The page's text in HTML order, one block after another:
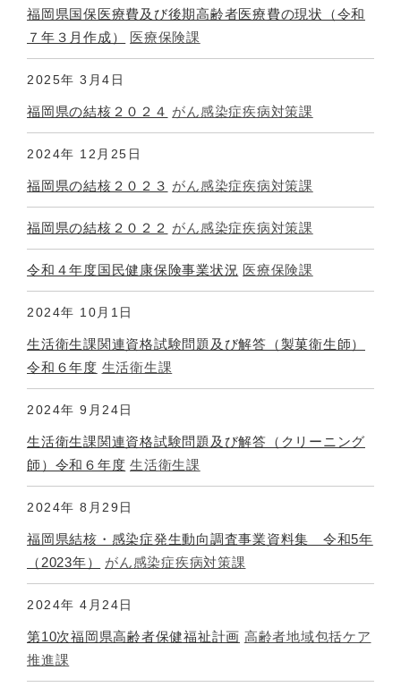
福岡県国保医療費及び後期高齢者医療費の現状（令和
７年３月作成）
医療保険課
2025年 3月4日
福岡県の結核２０２４ がん感染症疾病対策課
2024年 12月25日
福岡県の結核２０２３ がん感染症疾病対策課
福岡県の結核２０２２ がん感染症疾病対策課
令和４年度国民健康保険事業状況 医療保険課
2024年 10月1日
生活衛生課関連資格試験問題及び解答（製菓衛生師）
令和６年度 生活衛生課
2024年 9月24日
生活衛生課関連資格試験問題及び解答（クリーニング
師）令和６年度 生活衛生課
2024年 8月29日
福岡県結核・感染症発生動向調査事業資料集 令和5年
（2023年）
がん感染症疾病対策課
2024年 4月24日
第10次福岡県高齢者保健福祉計画 高齢者地域包括ケア
推進課